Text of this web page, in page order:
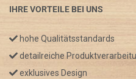
IHRE VORTEILE BEI UNS
hohe Qualitätsstandards
detailreiche
exklusives Design